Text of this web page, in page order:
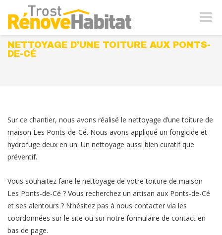
-
NETTOYAGE D’UNE TOITURE AUX PONTS-
DE-CÉ
Sur ce chantier, nous avons réalisé le nettoyage d’une toiture de
maison Les Ponts-de-Cé. Nous avons appliqué un fongicide et
hydrofuge deux en un. Un nettoyage aussi bien curatif que
préventif.
Vous souhaitez faire le nettoyage de votre toiture de maison
Les Ponts-de-Cé ? Vous recherchez un artisan aux Ponts-de-Cé
et ses alentours ? N’hésitez pas à nous contacter via les
coordonnées sur le site ou sur notre formulaire de contact en
bas de page.